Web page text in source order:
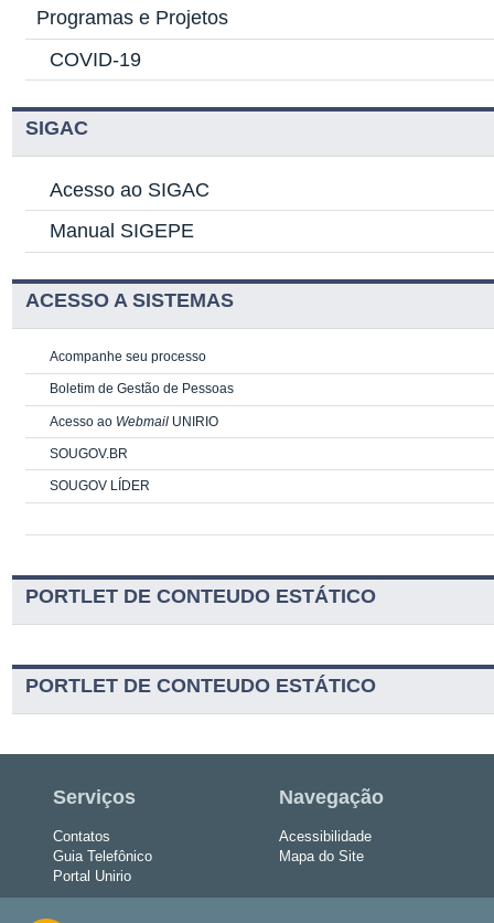
Programas e Projetos
COVID-19
SIGAC
Acesso ao SIGAC
Manual SIGEPE
ACESSO A SISTEMAS
Acompanhe seu processo
Boletim de Gestão de Pessoas
Acesso ao Webmail UNIRIO
SOUGOV.BR
SOUGOV LÍDER
PORTLET DE CONTEUDO ESTÁTICO
PORTLET DE CONTEUDO ESTÁTICO
Serviços
Contatos
Guia Telefônico
Portal Unirio
Navegação
Acessibilidade
Mapa do Site